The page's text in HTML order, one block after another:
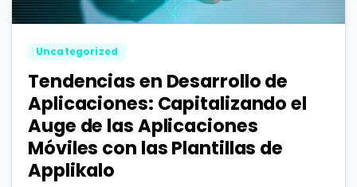
Uncategorized
Tendencias en Desarrollo de
Aplicaciones: Capitalizando el
Auge de las Aplicaciones
Móviles con las Plantillas de
Applikalo